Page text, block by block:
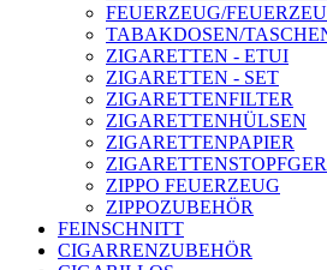
FEUERZEUG/
TABAKDOSEN/
ZIGARETTEN - ETUI
ZIGARETTEN - SET
ZIGARETTENFILTER
ZIGARETTENHÜLSEN
ZIGARETTENPAPIER
ZIPPO FEUERZEUG
ZIPPOZUBEHÖR
FEINSCHNITT
CIGARRENZUBEHÖR